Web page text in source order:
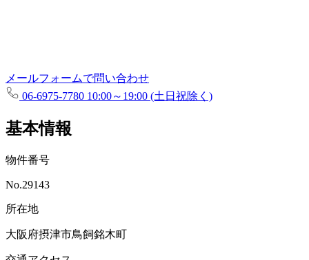
メールフォームで問い合わせ
06-6975-7780 10:00～19:00 (土日祝除く)
基本情報
物件番号
No.29143
所在地
大阪府摂津市鳥飼銘木町